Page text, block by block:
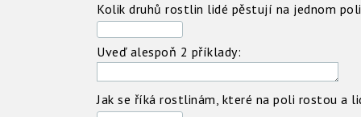
Kolik druhů rostlin lidé pěstují na jednom
Uveď alespoň 2 příklady:
Jak se říká rostlinám, které na poli rostou a